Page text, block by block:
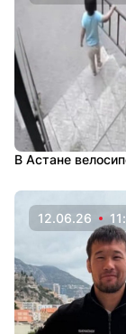
В Астане
12.06.26